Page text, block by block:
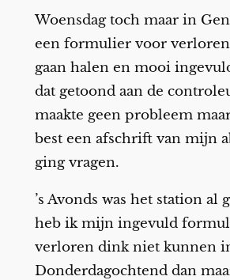
Woensdag toch maar in
een formulier voor
gaan halen en mooi
dat getoond aan de
maakte geen probleem
best een afschrift van mijn
ging vragen.
’s Avonds was het station al
heb ik mijn ingevuld
verloren dink niet kunnen
Donderdagochtend dan